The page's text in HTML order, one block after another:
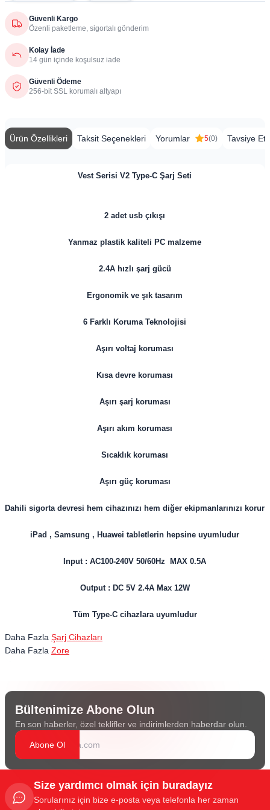
Güvenli Kargo
Özenli paketleme, sigortalı gönderim
Kolay İade
14 gün içinde koşulsuz iade
Güvenli Ödeme
256-bit SSL korumalı altyapı
Ürün Özellikleri Taksit Seçenekleri Yorumlar 5(0) Tavsiye Et
Vest Serisi V2 Type-C Şarj Seti
2 adet usb çıkışı
Yanmaz plastik kaliteli PC malzeme
2.4A hızlı şarj gücü
Ergonomik ve şık tasarım
6 Farklı Koruma Teknolojisi
Aşırı voltaj koruması
Kısa devre koruması
Aşırı şarj koruması
Aşırı akım koruması
Sıcaklık koruması
Aşırı güç koruması
Dahili sigorta devresi hem cihazınızı hem diğer ekipmanlarınızı korur
iPad , Samsung , Huawei tabletlerin hepsine uyumludur
Input : AC100-240V 50/60Hz MAX 0.5A
Output : DC 5V 2.4A Max 12W
Tüm Type-C cihazlara uyumludur
Daha Fazla Şarj Cihazları
Daha Fazla Zore
Bültenimize Abone Olun
En son haberler, özel teklifler ve indirimlerden haberdar olun.
Abone Ol
Size yardımcı olmak için buradayız
Sorularınız için bize e-posta veya telefonla her zaman